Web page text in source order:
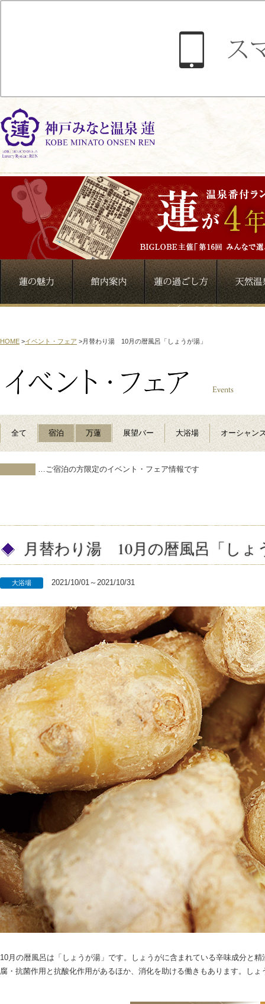
HOME >イベント・フェア >月替わり湯 10月の暦風呂「しょうが湯」
全て 宿泊 万蓮 展望バー 大浴場 オーシャン
…ご宿泊の方限定のイベント・フェア情報です
月替わり湯 10月の暦風呂「しょ
大浴場 2021/10/01～2021/10/31
10月の暦風呂は「しょうが湯」です。しょうがに含まれている辛味成分と
腐・抗菌作用と抗酸化作用があるほか、消化を助ける働きもあります。し